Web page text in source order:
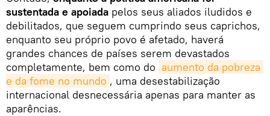
sustentada e apoiada pelos seus aliados iludidos e
debilitados, que seguem cumprindo seus caprichos,
enquanto seu próprio povo é afetado, haverá
grandes chances de países serem devastados
completamente, bem como do aumento da pobreza
e da fome no mundo , uma desestabilização
internacional desnecessária apenas para manter as
aparências.